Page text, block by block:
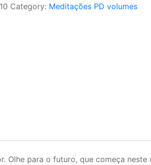
Category: Meditações PD volumes
Olhe para o futuro, que começa neste